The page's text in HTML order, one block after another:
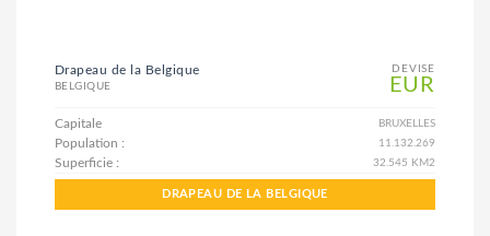
DEVISE
EUR
Drapeau de la Belgique
BELGIQUE
Capitale BRUXELLES
Population : 11.132.269
Superficie : 32.545 KM2
DRAPEAU DE LA BELGIQUE